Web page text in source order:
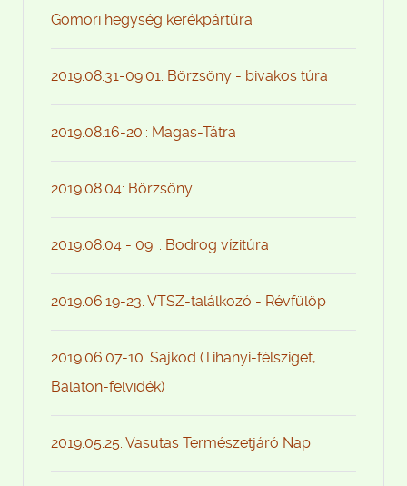
Gömöri hegység kerékpártúra
2019.08.31-09.01: Börzsöny - bivakos túra
2019.08.16-20.: Magas-Tátra
2019.08.04: Börzsöny
2019.08.04 - 09. : Bodrog vízitúra
2019.06.19-23. VTSZ-találkozó - Révfülöp
2019.06.07-10. Sajkod (Tihanyi-félsziget,
Balaton-felvidék)
2019.05.25. Vasutas Természetjáró Nap